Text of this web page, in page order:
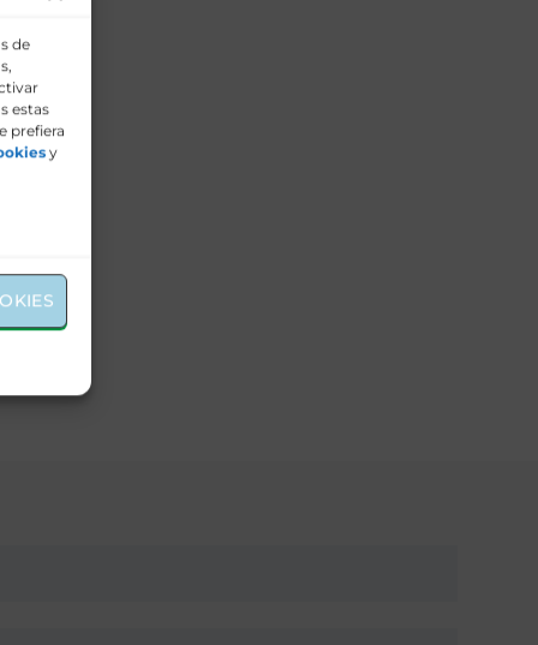
de
estas
prefiera
y